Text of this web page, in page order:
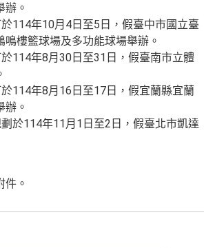
辦。
114年10月4日至5日，假臺中市國立臺
鳴樓籃球場及多功能球場舉辦。
114年8月30日至31日，假臺南市立體
114年8月16日至17日，假宜蘭縣宜蘭
辦。
於114年11月1日至2日，假臺北市凱達
件。